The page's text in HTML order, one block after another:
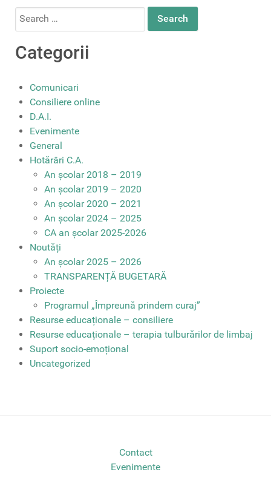
Search
Categorii
Comunicari
Consiliere online
D.A.I.
Evenimente
General
Hotărâri C.A.
An școlar 2018 – 2019
An școlar 2019 – 2020
An școlar 2020 – 2021
An școlar 2024 – 2025
CA an școlar 2025-2026
Noutăți
An școlar 2025 – 2026
TRANSPARENȚĂ BUGETARĂ
Proiecte
Programul „Împreună prindem curaj”
Resurse educaționale – consiliere
Resurse educaționale – terapia tulburărilor de limbaj
Suport socio-emoțional
Uncategorized
Contact
Evenimente